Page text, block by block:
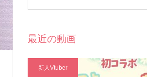
最近の動画
新人Vtuber